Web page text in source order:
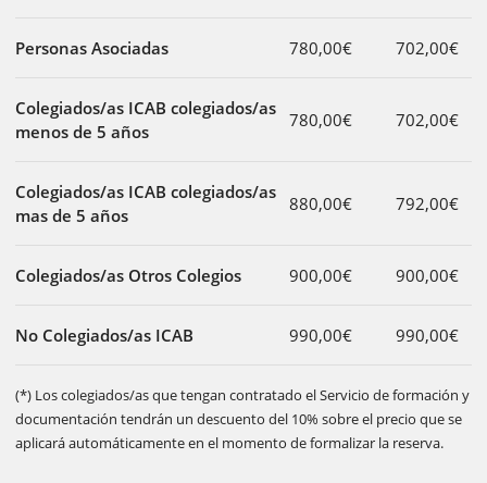
Personas Asociadas 780,00€ 702,00€
Colegiados/as ICAB colegiados/as
menos de 5 años
780,00€ 702,00€
Colegiados/as ICAB colegiados/as
mas de 5 años
880,00€ 792,00€
Colegiados/as Otros Colegios 900,00€ 900,00€
No Colegiados/as ICAB 990,00€ 990,00€
(*) Los colegiados/as que tengan contratado el Servicio de formación y
documentación tendrán un descuento del 10% sobre el precio que se
aplicará automáticamente en el momento de formalizar la reserva.